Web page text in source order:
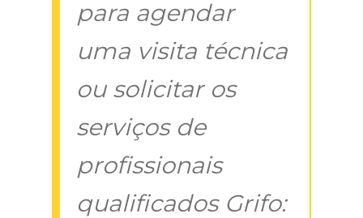
para agendar
uma visita técnica
ou solicitar os
serviços de
profissionais
qualificados Grifo: